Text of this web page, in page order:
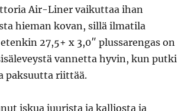
Air-Liner vaikuttaa ihan
hieman kovan, sillä ilmatila
27,5+ x 3,0″ plussarengas on
vannetta hyvin, kun putki
paksuutta riittää.
iskua juurista ja kalliosta ja